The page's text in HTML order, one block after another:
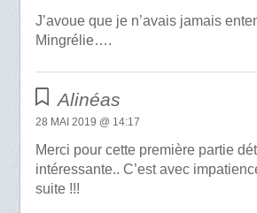
J’avoue que je n’avais jamais
Mingrélie….
Alinéas
28 MAI 2019 @ 14:17
Merci pour cette première partie
intéressante.. C’est avec
suite !!!